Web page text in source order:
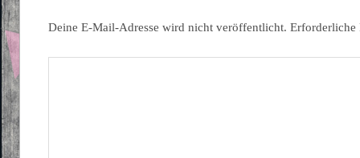
Deine E-Mail-Adresse wird nicht veröffentlicht.